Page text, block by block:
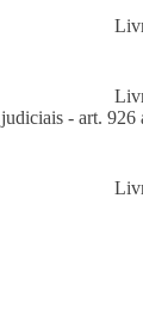
judiciais - art. 926